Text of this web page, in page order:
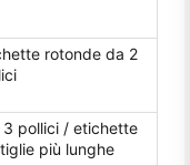
rotonde da 2
3 pollici / etichette
più lunghe